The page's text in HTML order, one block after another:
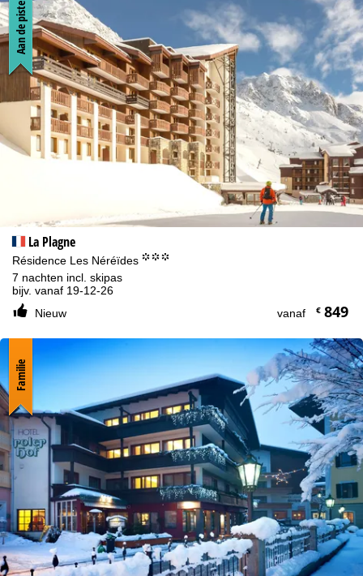
La Plagne
Résidence Les Néréïdes °°°
7 nachten incl. skipas
bijv. vanaf 19-12-26
Nieuw
vanaf €849
Aan de piste
Familie